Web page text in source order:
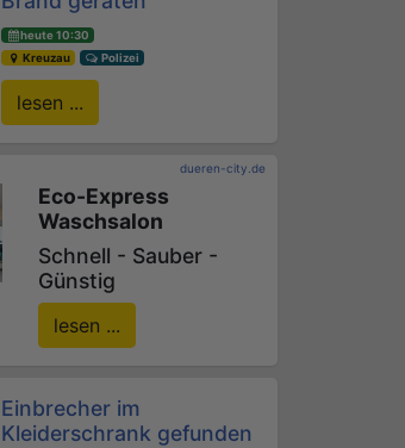
heute 10:30
Kreuzau
Polizei
lesen ...
dueren-city.de
Eco-Express
Waschsalon
Schnell - Sauber -
Günstig
lesen ...
Einbrecher im
Kleiderschrank gefunden